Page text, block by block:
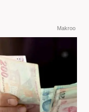
Makroo